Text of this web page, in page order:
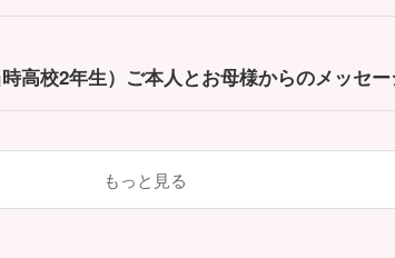
高校2年生）ご本人とお母様からのメッセ
もっと見る